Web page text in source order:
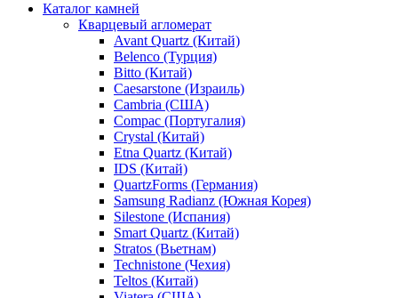
Каталог камней
Кварцевый агломерат
Avant Quartz (Китай)
Belenco (Турция)
Bitto (Китай)
Caesarstone (Израиль)
Cambria (США)
Compac (Португалия)
Crystal (Китай)
Etna Quartz (Китай)
IDS (Китай)
QuartzForms (Германия)
Samsung Radianz (Южная Корея)
Silestone (Испания)
Smart Quartz (Китай)
Stratos (Вьетнам)
Technistone (Чехия)
Teltos (Китай)